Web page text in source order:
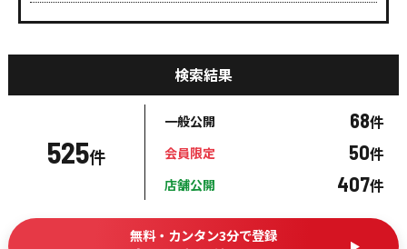
検索結果
525件
一般公開 68件
会員限定 50件
店舗公開 407件
無料・カンタン3分で登録